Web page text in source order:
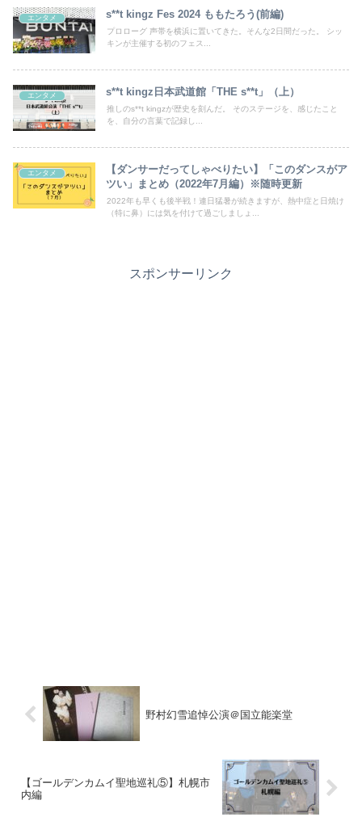
エンタメ s**t kingz Fes 2024 ももたろう(前編)
プロローグ 声帯を横浜に置いてきた。そんな2日間だった。 シッ
キンが主催する初のフェス...
エンタメ s**t kingz日本武道館「THE s**t」（上）
推しのs**t kingzが歴史を刻んだ。 そのステージを、感じたこと
を、自分の言葉で記録し...
エンタメ
【ダンサーだってしゃべりたい】「このダンスがア
ツい」まとめ（2022年7月編）※随時更新
2022年も早くも後半戦！連日猛暑が続きますが、熱中症と日焼け
（特に鼻）には気を付けて過ごしましょ...
スポンサーリンク
野村幻雪追悼公演＠国立能楽堂
【ゴールデンカムイ聖地巡礼⑤】札幌市
内編